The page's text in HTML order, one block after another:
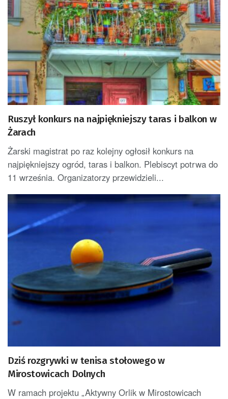
Ruszył konkurs na najpiękniejszy taras i balkon w
Żarach
Żarski magistrat po raz kolejny ogłosił konkurs na
najpiękniejszy ogród, taras i balkon. Plebiscyt potrwa do
11 września. Organizatorzy przewidzieli...
Dziś rozgrywki w tenisa stołowego w
Mirostowicach Dolnych
W ramach projektu „Aktywny Orlik w Mirostowicach